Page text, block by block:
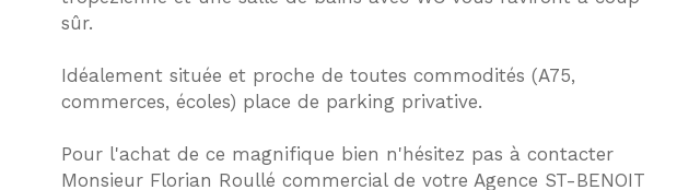
sûr.
Idéalement située et proche de toutes commodités (A75,
commerces, écoles) place de parking privative.
Pour l'achat de ce magnifique bien n'hésitez pas à contacter
Monsieur Florian Roullé commercial de votre Agence ST-BENOIT